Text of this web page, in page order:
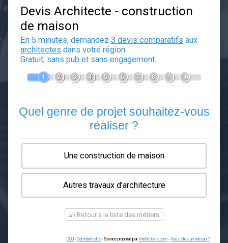
Devis Architecte -
de maison
Gratuit, sans pub et sans engagement.
Quel genre de projet
réaliser ?